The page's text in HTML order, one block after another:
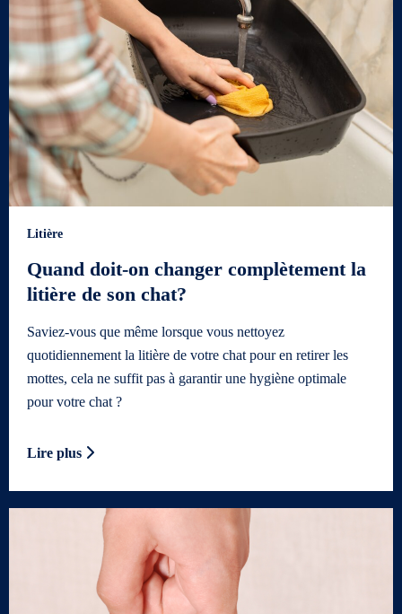
Litière
Quand doit-on changer complètement la
litière de son chat?
Saviez-vous que même lorsque vous nettoyez
quotidiennement la litière de votre chat pour en retirer les
mottes, cela ne suffit pas à garantir une hygiène optimale
pour votre chat ?
Lire plus